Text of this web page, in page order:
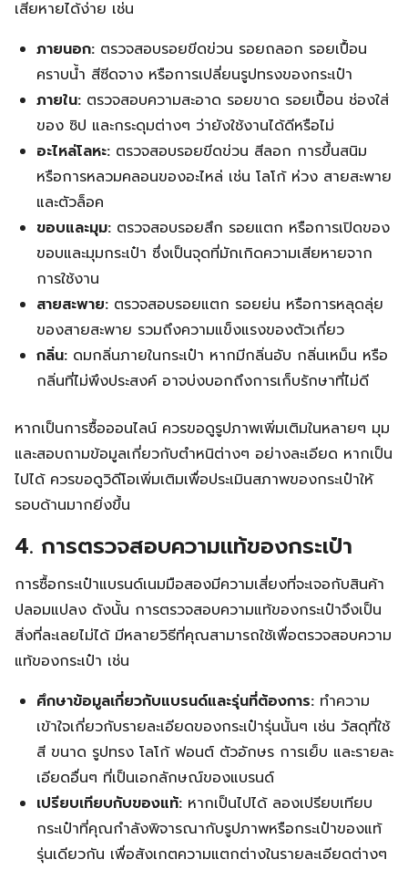
Search
for:
เสียหายได้ง่าย เช่น
ภายนอก: ตรวจสอบรอยขีดข่วน รอยถลอก รอยเปื้อน
คราบน้ำ สีซีดจาง หรือการเปลี่ยนรูปทรงของกระเป๋า
ภายใน: ตรวจสอบความสะอาด รอยขาด รอยเปื้อน ช่องใส่
ของ ซิป และกระดุมต่างๆ ว่ายังใช้งานได้ดีหรือไม่
อะไหล่โลหะ: ตรวจสอบรอยขีดข่วน สีลอก การขึ้นสนิม
หรือการหลวมคลอนของอะไหล่ เช่น โลโก้ ห่วง สายสะพาย
และตัวล็อค
ขอบและมุม: ตรวจสอบรอยสึก รอยแตก หรือการเปิดของ
ขอบและมุมกระเป๋า ซึ่งเป็นจุดที่มักเกิดความเสียหายจาก
การใช้งาน
สายสะพาย: ตรวจสอบรอยแตก รอยย่น หรือการหลุดลุ่ย
ของสายสะพาย รวมถึงความแข็งแรงของตัวเกี่ยว
กลิ่น: ดมกลิ่นภายในกระเป๋า หากมีกลิ่นอับ กลิ่นเหม็น หรือ
กลิ่นที่ไม่พึงประสงค์ อาจบ่งบอกถึงการเก็บรักษาที่ไม่ดี
หากเป็นการซื้อออนไลน์ ควรขอดูรูปภาพเพิ่มเติมในหลายๆ มุม
และสอบถามข้อมูลเกี่ยวกับตำหนิต่างๆ อย่างละเอียด หากเป็น
ไปได้ ควรขอดูวิดีโอเพิ่มเติมเพื่อประเมินสภาพของกระเป๋าให้
รอบด้านมากยิ่งขึ้น
4. การตรวจสอบความแท้ของกระเป๋า
การซื้อกระเป๋าแบรนด์เนมมือสองมีความเสี่ยงที่จะเจอกับสินค้า
ปลอมแปลง ดังนั้น การตรวจสอบความแท้ของกระเป๋าจึงเป็น
สิ่งที่ละเลยไม่ได้ มีหลายวิธีที่คุณสามารถใช้เพื่อตรวจสอบความ
แท้ของกระเป๋า เช่น
ศึกษาข้อมูลเกี่ยวกับแบรนด์และรุ่นที่ต้องการ: ทำความ
เข้าใจเกี่ยวกับรายละเอียดของกระเป๋ารุ่นนั้นๆ เช่น วัสดุที่ใช้
สี ขนาด รูปทรง โลโก้ ฟอนต์ ตัวอักษร การเย็บ และรายละ
เอียดอื่นๆ ที่เป็นเอกลักษณ์ของแบรนด์
เปรียบเทียบกับของแท้: หากเป็นไปได้ ลองเปรียบเทียบ
กระเป๋าที่คุณกำลังพิจารณากับรูปภาพหรือกระเป๋าของแท้
รุ่นเดียวกัน เพื่อสังเกตความแตกต่างในรายละเอียดต่างๆ